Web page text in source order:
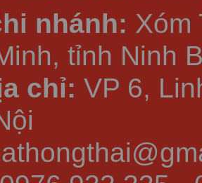
nhánh: Xóm
tỉnh Ninh
chỉ: VP 6,